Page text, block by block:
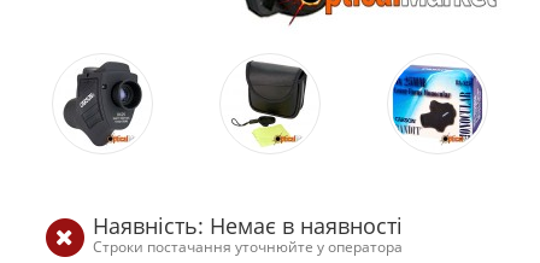
Наявність: Немає в наявності
Строки постачання уточнюйте у оператора